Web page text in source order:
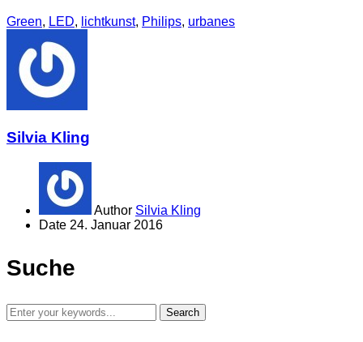
Green, LED, lichtkunst, Philips, urbanes
Silvia Kling
Author Silvia Kling
Date 24. Januar 2016
Suche